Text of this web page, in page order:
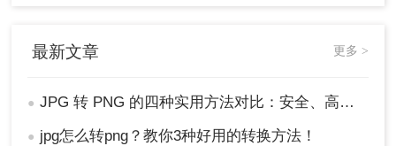
最新文章 更多 >
● JPG 转 PNG 的四种实用方法对比：安全、高效转换指南！
● jpg怎么转png？教你3种好用的转换方法！